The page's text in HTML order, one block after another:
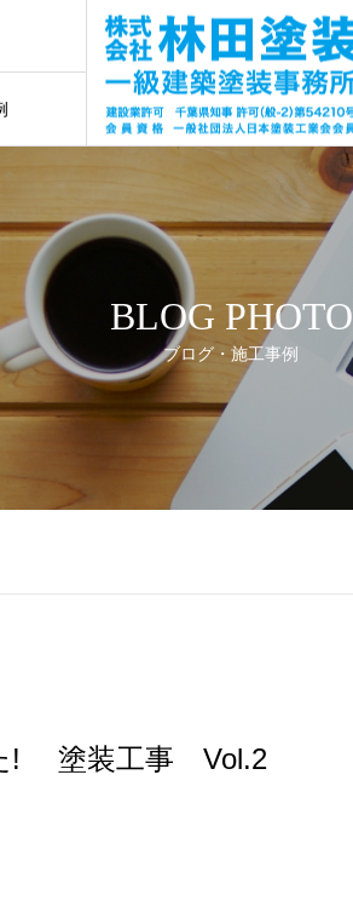
BLOG PHOTO
ブログ・施工事例
! 塗装工事 Vol.2